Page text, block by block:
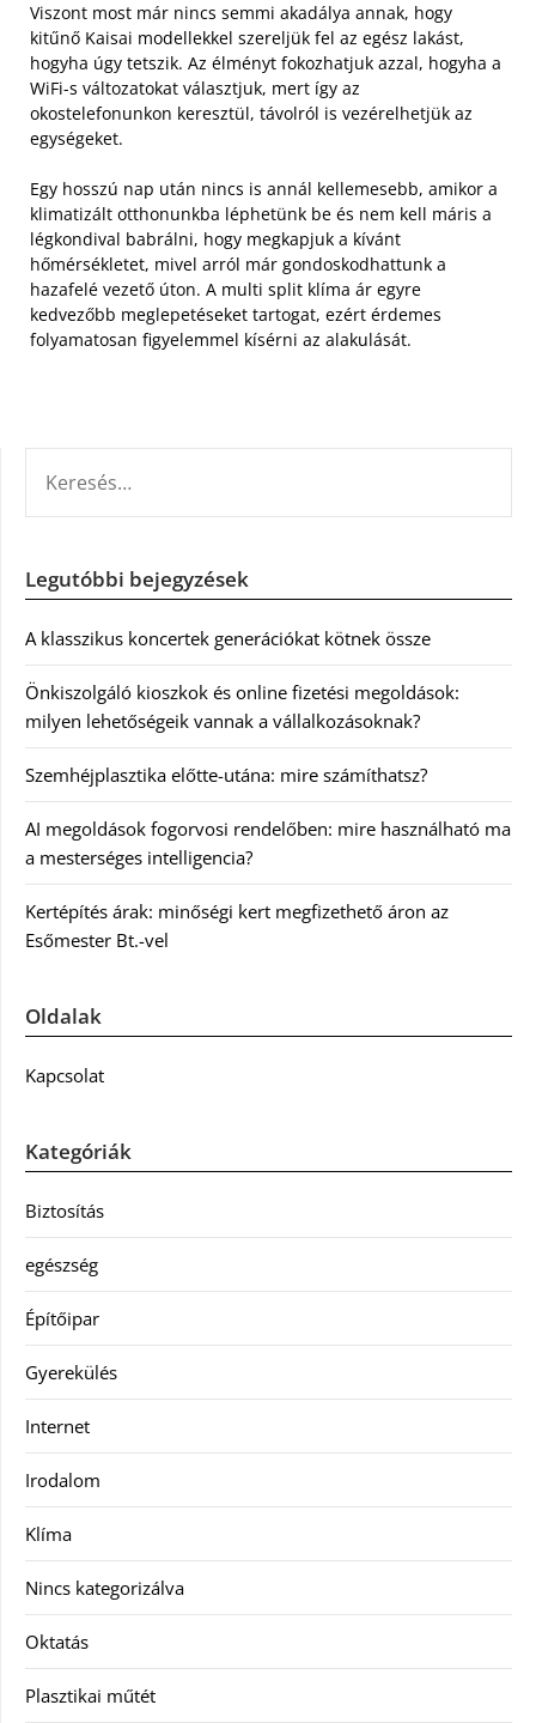
Viszont most már nincs semmi akadálya annak, hogy
kitűnő Kaisai modellekkel szereljük fel az egész lakást,
hogyha úgy tetszik. Az élményt fokozhatjuk azzal, hogyha a
WiFi-s változatokat választjuk, mert így az
okostelefonunkon keresztül, távolról is vezérelhetjük az
egységeket.
Egy hosszú nap után nincs is annál kellemesebb, amikor a
klimatizált otthonunkba léphetünk be és nem kell máris a
légkondival babrálni, hogy megkapjuk a kívánt
hőmérsékletet, mivel arról már gondoskodhattunk a
hazafelé vezető úton. A multi split klíma ár egyre
kedvezőbb meglepetéseket tartogat, ezért érdemes
folyamatosan figyelemmel kísérni az alakulását.
Legutóbbi bejegyzések
A klasszikus koncertek generációkat kötnek össze
Önkiszolgáló kioszkok és online fizetési megoldások:
milyen lehetőségeik vannak a vállalkozásoknak?
Szemhéjplasztika előtte-utána: mire számíthatsz?
AI megoldások fogorvosi rendelőben: mire használható ma
a mesterséges intelligencia?
Kertépítés árak: minőségi kert megfizethető áron az
Esőmester Bt.-vel
Oldalak
Kapcsolat
Kategóriák
Biztosítás
egészség
Építőipar
Gyerekülés
Internet
Irodalom
Klíma
Nincs kategorizálva
Oktatás
Plasztikai műtét